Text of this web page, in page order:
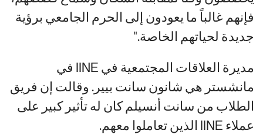
فإنهم غالباً ما يعودون إلى الحرم الجامعي برؤية
جديدة لحياتهم الخاصة."
مديرة العلاقات المجتمعية في IINE في
مانشستر هي شانون سانت بيير. وقالت إن فريق
الطلاب من سانت أنسيلم كان له تأثير كبير على
عملاء IINE الذين تعاملوا معهم.